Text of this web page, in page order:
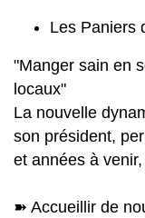
Les Paniers
"Manger sain en
locaux"
La nouvelle
son président,
et années à
➽ Accueillir de